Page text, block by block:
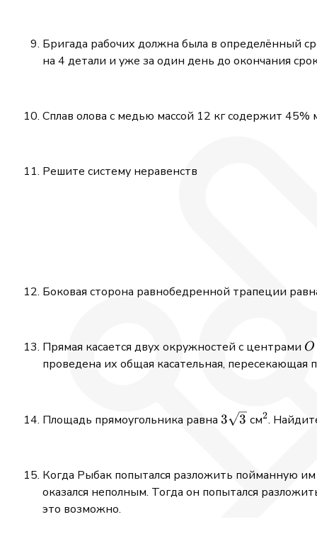
Бригада рабочих должна была в определённый
на 4 детали и уже за один день до окончания
Сплав олова с медью массой 12 кг содержит
Решите систему неравенств
Боковая сторона равнобедренной трапеции
Прямая касается двух окружностей с центрами O
O
проведена их общая касательная, пересекающая
Площадь прямоугольника равна 3\sqrt3
3 3 см^2
2.
Когда Рыбак попытался разложить пойманную
оказался неполным. Тогда он попытался
это возможно.